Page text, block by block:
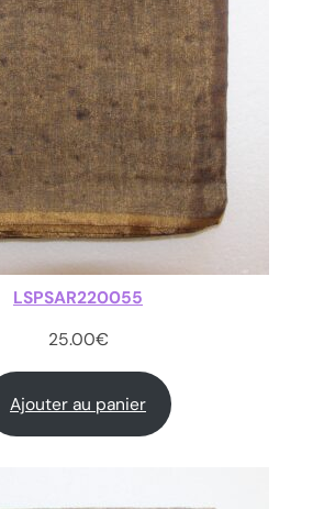
LSPSAR220055
25.00€
Ajouter au panier